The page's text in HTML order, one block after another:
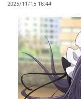
2025/11/15 18:44